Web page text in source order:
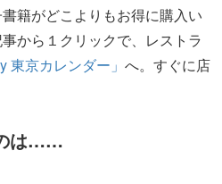
籍がどこよりもお得に購入い
から１クリックで、レストラ
東京カレンダー」 へ。すぐに店
は……